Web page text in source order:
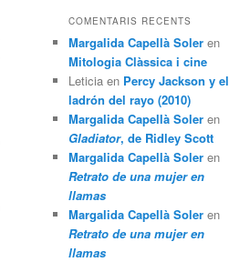
COMENTARIS RECENTS
Margalida Capellà Soler en
Mitologia Clàssica i cine
Leticia en Percy Jackson y el
ladrón del rayo (2010)
Margalida Capellà Soler en
Gladiator, de Ridley Scott
Margalida Capellà Soler en
Retrato de una mujer en
llamas
Margalida Capellà Soler en
Retrato de una mujer en
llamas